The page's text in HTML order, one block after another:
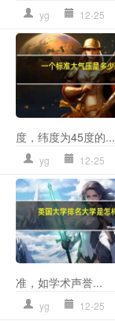
yg 12-25
度，纬度为45度的...
yg 12-25
准，如学术声誉...
yg 12-25